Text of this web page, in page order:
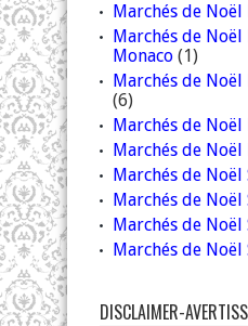
Marchés de Noël
Marchés de
Monaco (1)
Marchés de
(6)
Marchés de Noël
Marchés de
Marchés de
Marchés de Noël
Marchés de Noël
Marchés de Noël
DISCLAIMER-